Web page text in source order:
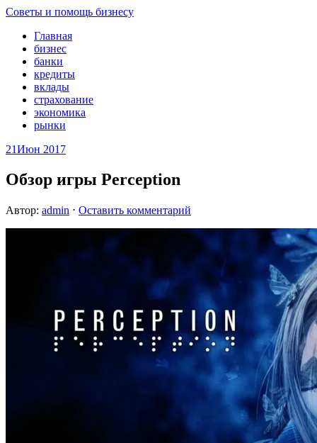
Советы и помощь бизнесу
Главная
бизнес
банки
кредиты
вклады
страхование
экономика
рынки
21Июн 2017
Обзор игры Perception
Автор: admin ⋅ Оставить комментарий